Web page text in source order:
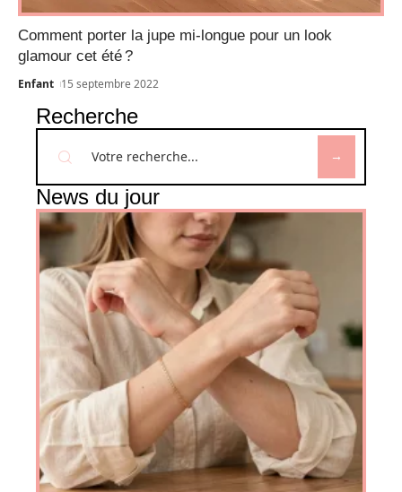
Comment porter la jupe mi-longue pour un look
glamour cet été ?
Enfant 15 septembre 2022
Recherche
News du jour